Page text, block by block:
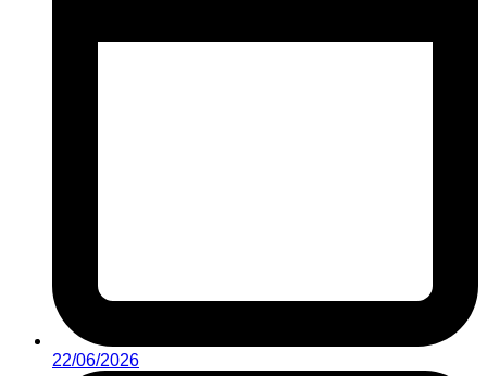
22/06/2026